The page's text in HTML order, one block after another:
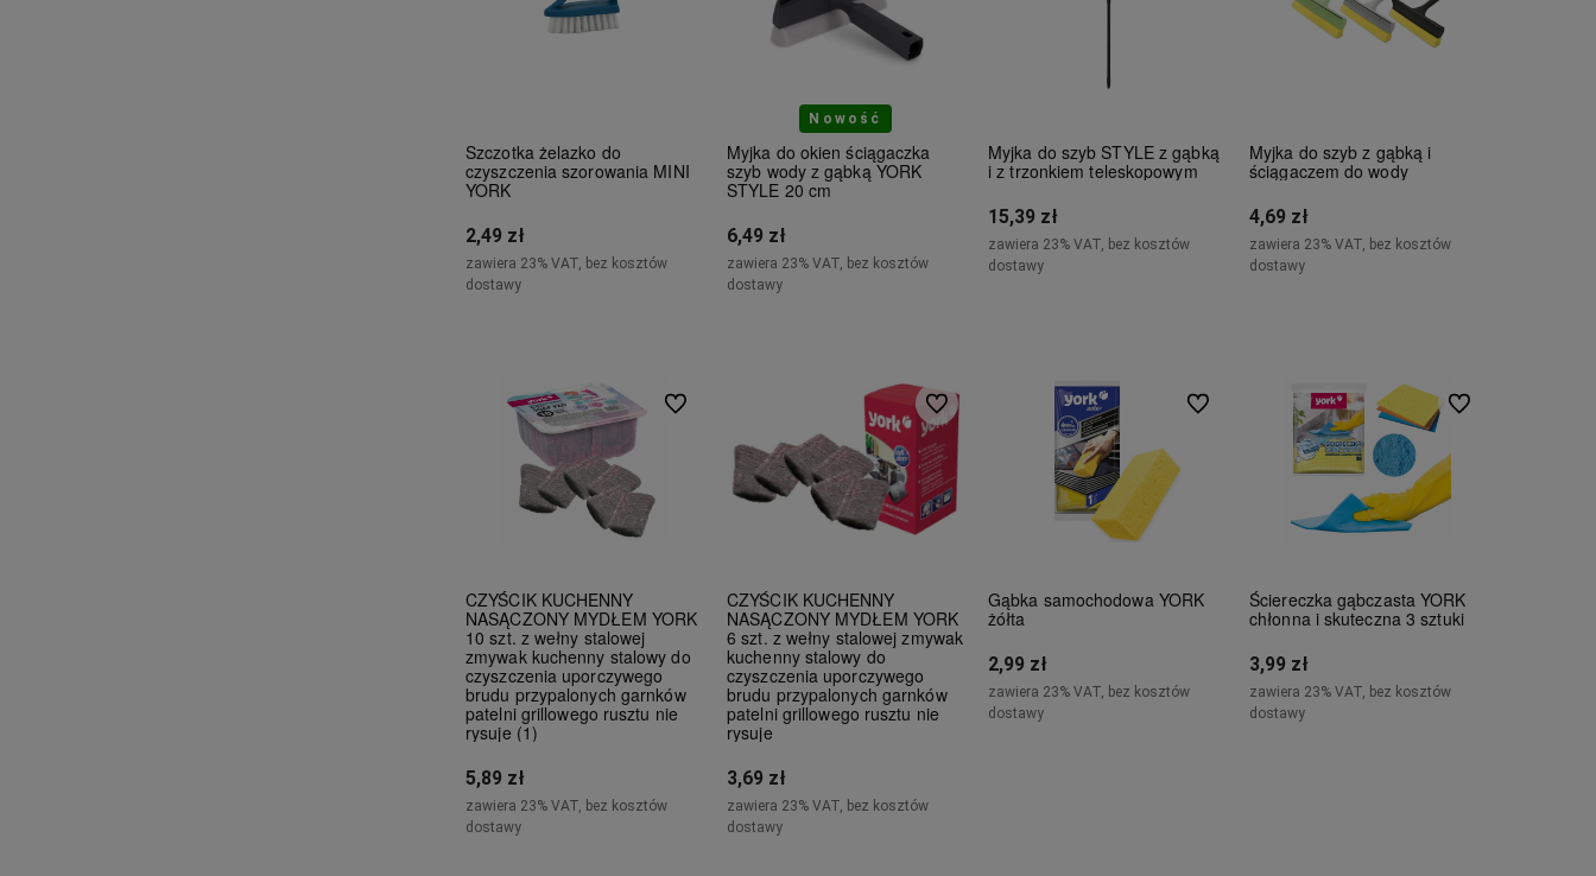
Szczotka żelazko do
czyszczenia szorowania MINI
YORK
2,49 zł
zawiera 23% VAT, bez kosztów
dostawy
Nowość
Myjka do okien ściągaczka
szyb wody z gąbką YORK
STYLE 20 cm
6,49 zł
zawiera 23% VAT, bez kosztów
dostawy
Myjka do szyb STYLE z gąbką
i z trzonkiem teleskopowym
15,39 zł
zawiera 23% VAT, bez kosztów
dostawy
Myjka do szyb z gąbką i
ściągaczem do wody
4,69 zł
zawiera 23% VAT, bez kosztów
dostawy
CZYŚCIK KUCHENNY
NASĄCZONY MYDŁEM YORK
10 szt. z wełny stalowej
zmywak kuchenny stalowy do
czyszczenia uporczywego
brudu przypalonych garnków
patelni grillowego rusztu nie
rysuje (1)
5,89 zł
zawiera 23% VAT, bez kosztów
dostawy
Do ulubionych
CZYŚCIK KUCHENNY
NASĄCZONY MYDŁEM YORK
6 szt. z wełny stalowej zmywak
kuchenny stalowy do
czyszczenia uporczywego
brudu przypalonych garnków
patelni grillowego rusztu nie
rysuje
3,69 zł
zawiera 23% VAT, bez kosztów
dostawy
Do ulubionych
Gąbka samochodowa YORK
żółta
2,99 zł
zawiera 23% VAT, bez kosztów
dostawy
Do ulubionych
Ściereczka gąbczasta YORK
chłonna i skuteczna 3 sztuki
3,99 zł
zawiera 23% VAT, bez kosztów
dostawy
Do ulubionych